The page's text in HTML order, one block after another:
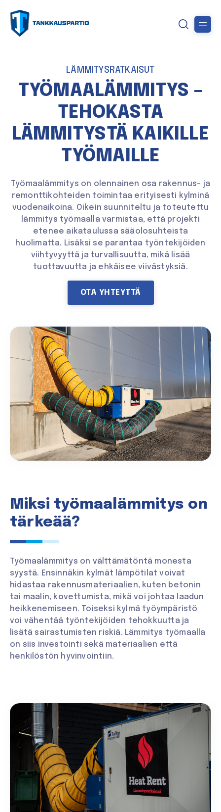
LÄMMITYSRATKAISUT
TYÖMAALÄMMITYS –
TEHOKASTA
LÄMMITYSTÄ KAIKILLE
TYÖMAILLE
Työmaalämmitys on olennainen osa rakennus- ja
remonttikohteiden toimintaa erityisesti kylminä
vuodenaikoina. Oikein suunniteltu ja toteutettu
lämmitys työmaalla varmistaa, että projekti
etenee aikataulussa sääolosuhteista
huolimatta. Lisäksi se parantaa työntekijöiden
viihtyvyyttä ja turvallisuutta, mikä lisää
tuottavuutta ja ehkäisee viivästyksiä.
OTA YHTEYTTÄ
Miksi työmaalämmitys on
tärkeää?
Työmaalämmitys on välttämätöntä monesta
syystä. Ensinnäkin kylmät lämpötilat voivat
hidastaa rakennusmateriaalien, kuten betonin
tai maalin, kovettumista, mikä voi johtaa laadun
heikkenemiseen. Toiseksi kylmä työympäristö
voi vähentää työntekijöiden tehokkuutta ja
lisätä sairastumisten riskiä. Lämmitys työmaalla
on siis investointi sekä materiaalien että
henkilöstön hyvinvointiin.